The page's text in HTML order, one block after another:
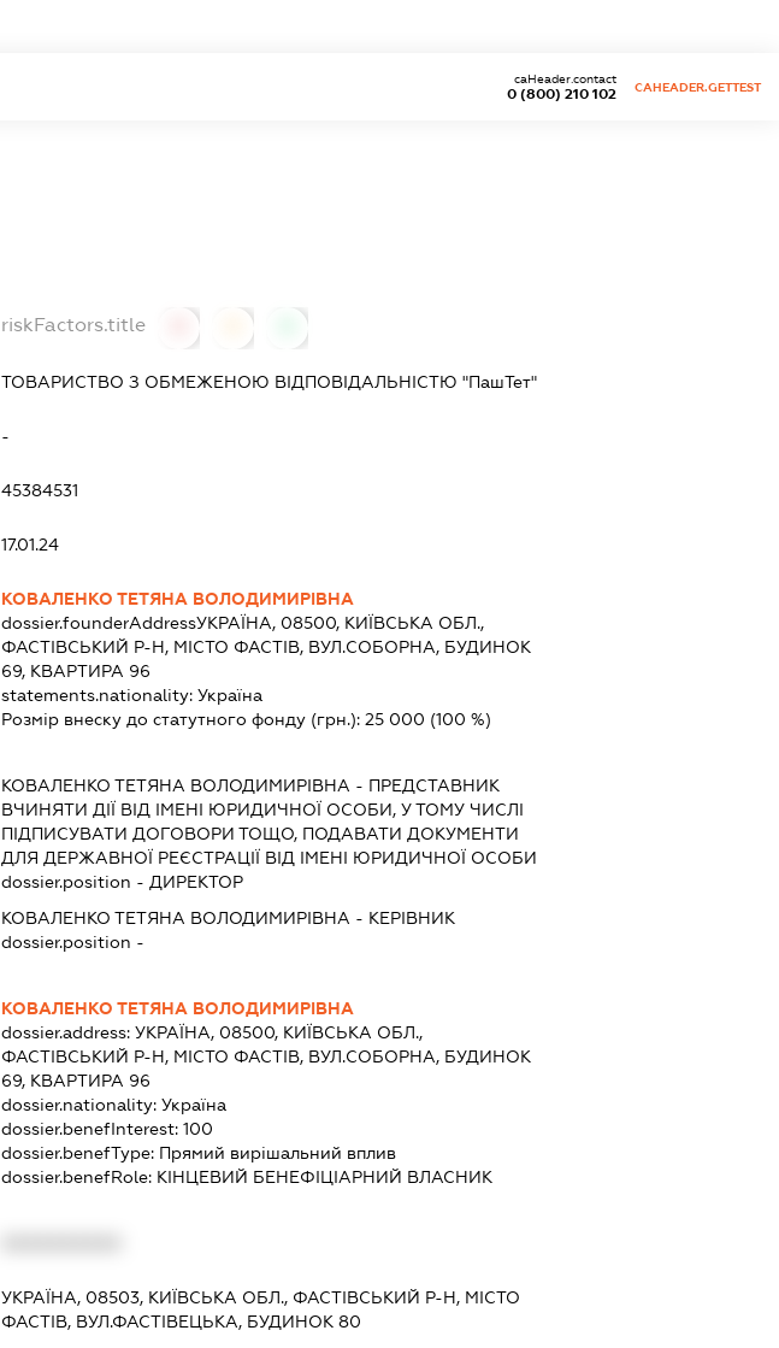
0 (800) 210 102
caHeader.contact
CAHEADER.GETTEST
riskFactors.title
ТОВАРИСТВО З ОБМЕЖЕНОЮ ВІДПОВІДАЛЬНІСТЮ "ПашТет"
-
45384531
17.01.24
КОВАЛЕНКО ТЕТЯНА ВОЛОДИМИРІВНА
dossier.founderAddressУКРАЇНА, 08500, КИЇВСЬКА ОБЛ.,
ФАСТІВСЬКИЙ Р-Н, МІСТО ФАСТІВ, ВУЛ.СОБОРНА, БУДИНОК
69, КВАРТИРА 96
statements.nationality:Україна
Розмір внеску до статутного фонду (грн.):25 000 (100 %)
КОВАЛЕНКО ТЕТЯНА ВОЛОДИМИРІВНА - ПРЕДСТАВНИК
ВЧИНЯТИ ДІЇ ВІД ІМЕНІ ЮРИДИЧНОЇ ОСОБИ, У ТОМУ ЧИСЛІ
ПІДПИСУВАТИ ДОГОВОРИ ТОЩО, ПОДАВАТИ ДОКУМЕНТИ
ДЛЯ ДЕРЖАВНОЇ РЕЄСТРАЦІЇ ВІД ІМЕНІ ЮРИДИЧНОЇ ОСОБИ
dossier.position - ДИРЕКТОР
КОВАЛЕНКО ТЕТЯНА ВОЛОДИМИРІВНА - КЕРІВНИК
dossier.position -
КОВАЛЕНКО ТЕТЯНА ВОЛОДИМИРІВНА
dossier.address:УКРАЇНА, 08500, КИЇВСЬКА ОБЛ.,
ФАСТІВСЬКИЙ Р-Н, МІСТО ФАСТІВ, ВУЛ.СОБОРНА, БУДИНОК
69, КВАРТИРА 96
dossier.nationality:Україна
dossier.benefInterest:100
dossier.benefType: Прямий вирішальний вплив
dossier.benefRole: КІНЦЕВИЙ БЕНЕФІЦІАРНИЙ ВЛАСНИК
УКРАЇНА, 08503, КИЇВСЬКА ОБЛ., ФАСТІВСЬКИЙ Р-Н, МІСТО
ФАСТІВ, ВУЛ.ФАСТІВЕЦЬКА, БУДИНОК 80